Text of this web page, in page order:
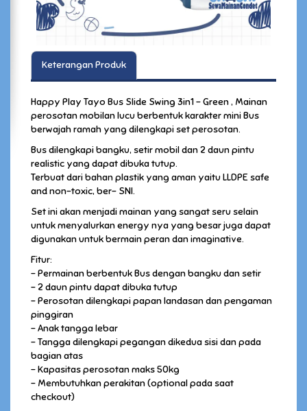
Keterangan Produk
Happy Play Tayo Bus Slide Swing 3in1 – Green , Mainan
perosotan mobilan lucu berbentuk karakter mini Bus
berwajah ramah yang dilengkapi set perosotan.
Bus dilengkapi bangku, setir mobil dan 2 daun pintu
realistic yang dapat dibuka tutup.
Terbuat dari bahan plastik yang aman yaitu LLDPE safe
and non-toxic, ber- SNI.
Set ini akan menjadi mainan yang sangat seru selain
untuk menyalurkan energy nya yang besar juga dapat
digunakan untuk bermain peran dan imaginative.
Fitur:
– Permainan berbentuk Bus dengan bangku dan setir
– 2 daun pintu dapat dibuka tutup
– Perosotan dilengkapi papan landasan dan pengaman
pinggiran
– Anak tangga lebar
– Tangga dilengkapi pegangan dikedua sisi dan pada
bagian atas
– Kapasitas perosotan maks 50kg
– Membutuhkan perakitan (optional pada saat
checkout)